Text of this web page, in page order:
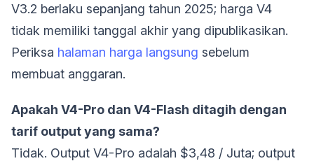
V3.2 berlaku sepanjang tahun 2025; harga V4
tidak memiliki tanggal akhir yang dipublikasikan.
Periksa halaman harga langsung sebelum
membuat anggaran.
Apakah V4-Pro dan V4-Flash ditagih dengan
tarif output yang sama?
Tidak. Output V4-Pro adalah $3,48 / Juta; output